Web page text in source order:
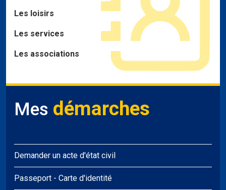
Les loisirs
Les services
Les associations
Mes démarches
Demander un acte d'état civil
Passeport - Carte d'identité